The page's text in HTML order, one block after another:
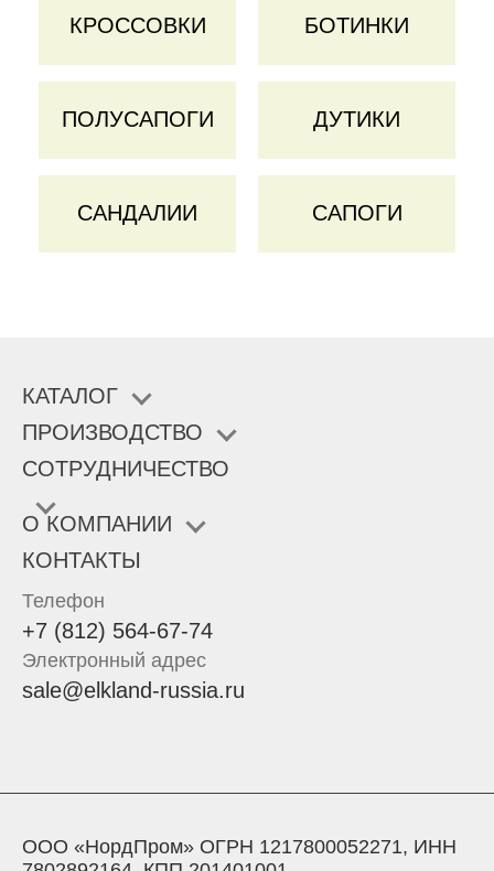
КРОССОВКИ БОТИНКИ
ПОЛУСАПОГИ ДУТИКИ
САНДАЛИИ САПОГИ
КАТАЛОГ
ПРОИЗВОДСТВО
СОТРУДНИЧЕСТВО
О КОМПАНИИ
КОНТАКТЫ
Телефон
+7 (812) 564-67-74
Электронный адрес
sale@elkland-russia.ru
ООО «НордПром» ОГРН 1217800052271, ИНН